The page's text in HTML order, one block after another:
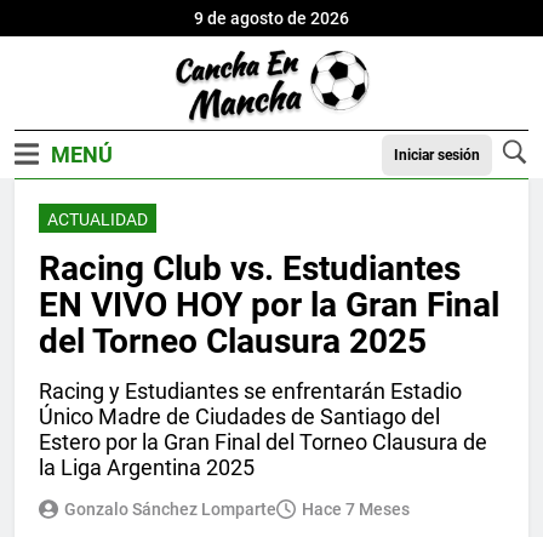
9 de agosto de 2026
Iniciar sesión
ACTUALIDAD
Racing Club vs. Estudiantes
EN VIVO HOY por la Gran Final
del Torneo Clausura 2025
Racing y Estudiantes se enfrentarán Estadio
Único Madre de Ciudades de Santiago del
Estero por la Gran Final del Torneo Clausura de
la Liga Argentina 2025
Gonzalo Sánchez Lomparte Hace 7 Meses